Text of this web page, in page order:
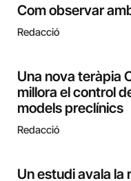
Com observar
Redacció
Una nova teràpia
millora el control
models preclínics
Redacció
Un estudi avala la